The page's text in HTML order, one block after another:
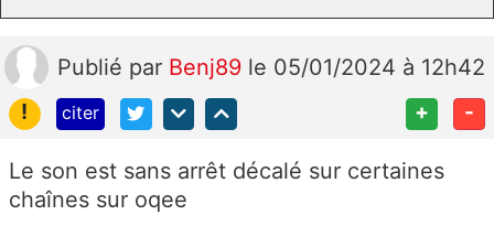
Publié par Benj89 le 05/01/2024 à 12h42
!
citer + -
Le son est sans arrêt décalé sur certaines
chaînes sur oqee